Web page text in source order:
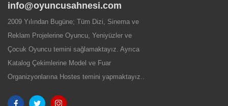
info@oyuncusahnesi.com
2009 Yılından Bugüne; Tüm Dizi, Sinema ve
Reklam Projelerine Oyuncu, Yeniyüzler ve
Çocuk Oyuncu temini sağlamaktayız. Ayrıca
Katalog Çekimlerine Model ve Fuar
Organizyonlarına Hostes temini yapmaktayız..